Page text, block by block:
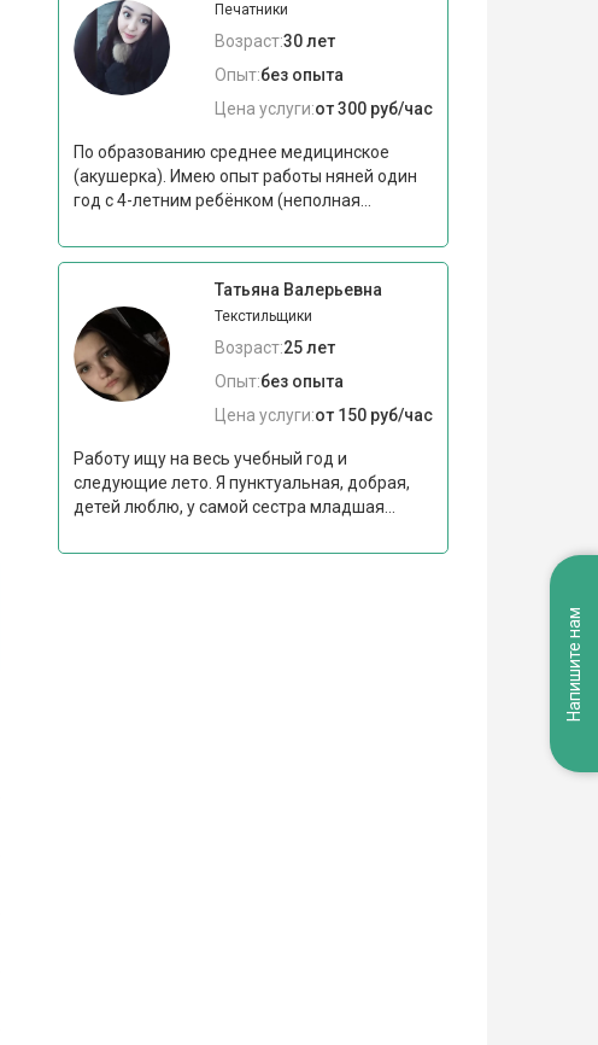
Печатники
Возраст:30 лет
Опыт:без опыта
Цена услуги:от 300 руб/час
По образованию среднее медицинское
(акушерка). Имею опыт работы няней один
год с 4-летним ребёнком (неполная...
Татьяна Валерьевна
Текстильщики
Возраст:25 лет
Опыт:без опыта
Цена услуги:от 150 руб/час
Работу ищу на весь учебный год и
следующие лето. Я пунктуальная, добрая,
детей люблю, у самой сестра младшая...
Напишите нам